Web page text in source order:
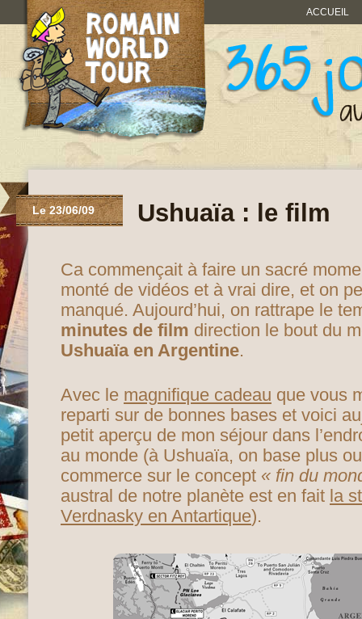
ACCUEIL
Le 23/06/09 Ushuaïa : le film
Ca commençait à faire un sacré
monté de vidéos et à vrai dire, et on
manqué. Aujourd’hui, on rattrape le
minutes de film direction le bout du
Ushuaïa en Argentine.
Avec le magnifique cadeau que vous
reparti sur de bonnes bases et voici
petit aperçu de mon séjour dans
au monde (à Ushuaïa, on base plus
commerce sur le concept « fin du
austral de notre planète est en fait la
Verdnasky en Antartique).